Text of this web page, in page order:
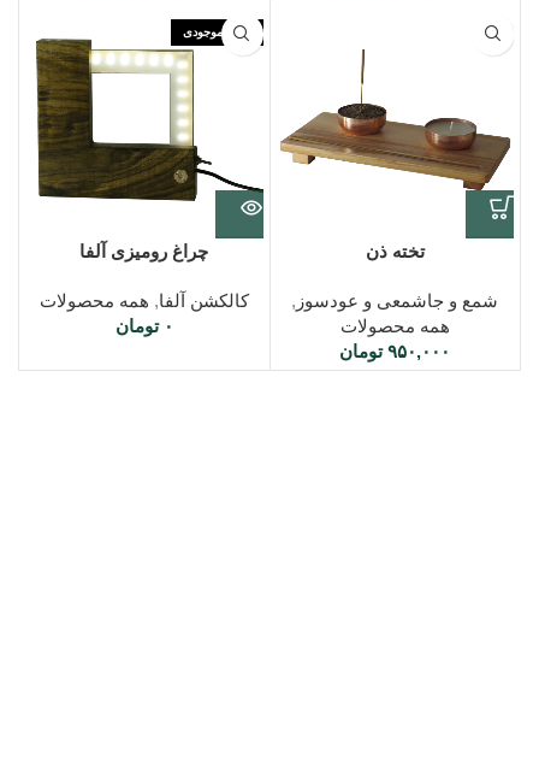
تخته ذن
شمع و جاشمعی و عودسوز ,
همه محصولات
۹۵۰,۰۰۰ تومان
اتمام موجودی
چراغ رومیزی آلفا
کالکشن آلفا, همه محصولات
۰ تومان